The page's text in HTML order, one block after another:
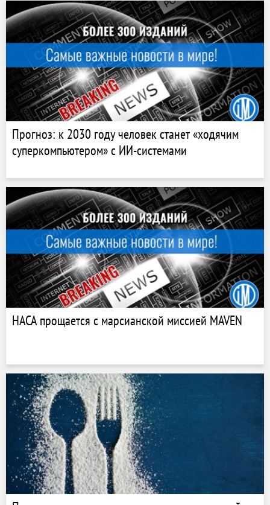
Прогноз: к 2030 году человек станет «ходячим
суперкомпьютером» с ИИ-системами
НАСА прощается с марсианской миссией MAVEN